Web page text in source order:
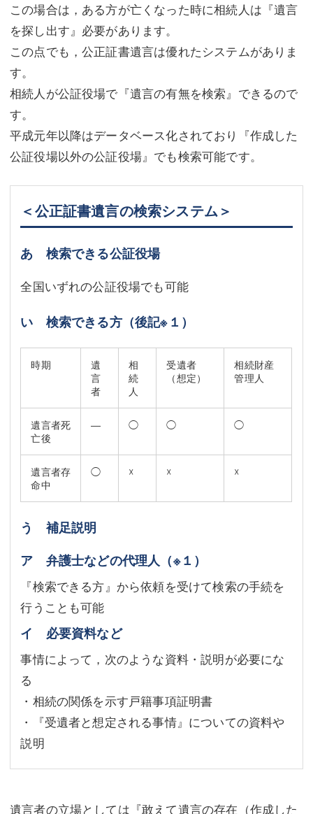
この場合は，ある方が亡くなった時に相続人は『遺言
を探し出す』必要があります。
この点でも，公正証書遺言は優れたシステムがありま
す。
相続人が公証役場で『遺言の有無を検索』できるので
す。
平成元年以降はデータベース化されており『作成した
公証役場以外の公証役場』でも検索可能です。
＜公正証書遺言の検索システム＞
あ 検索できる公証役場
全国いずれの公証役場でも可能
い 検索できる方（後記※１ ）
時期
遺
言
者
相
続
人
受遺者
（想定）
相続財産
管理人
遺言者死
亡後
― ◯ ◯ ◯
遺言者存
命中
◯ ☓ ☓ ☓
う 補足説明
ア 弁護士などの代理人 （※１）
『検索できる方』から依頼を受けて検索の手続を
行うことも可能
イ 必要資料など
事情によって，次のような資料・説明が必要にな
る
・相続の関係を示す戸籍事項証明書
・『受遺者と想定される事情』についての資料や
説明
遺言者の立場としては『敢えて遺言の存在（作成した